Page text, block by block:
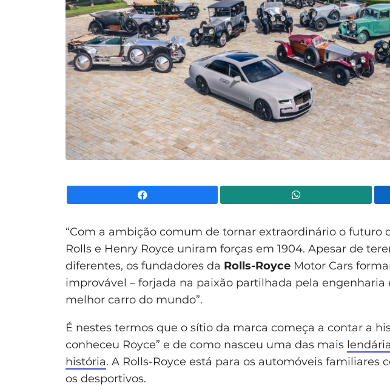
“Com a ambição comum de tornar extraordinário o futuro
Rolls e Henry Royce uniram forças em 1904. Apesar de
diferentes, os fundadores da Rolls-Royce Motor Cars
improvável – forjada na paixão partilhada pela engenharia
melhor carro do mundo”.
É nestes termos que o sítio da marca começa a contar a
conheceu Royce” e de como nasceu uma das mais
história. A Rolls-Royce está para os automóveis familiares
os desportivos.